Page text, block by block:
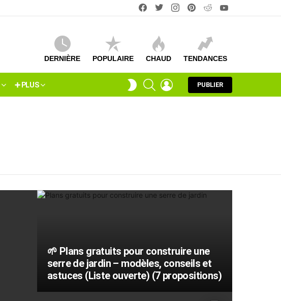
facebooktwitterinstagrampinterest
DERNIÈRE POPULAIRE CHAUD TENDANCES
➕ PLUS
COMMUTATEUR
RECHERCHECONNEXION
PUBLIER
🌱 Plans gratuits pour construire une
serre de jardin – modèles, conseils et
astuces (Liste ouverte) (7 propositions)